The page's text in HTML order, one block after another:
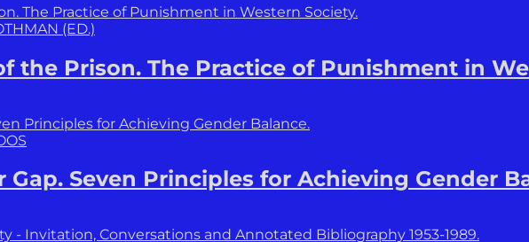
(ED.)
the Prison. The Practice of Punishment in
Seven Principles for Achieving Gender